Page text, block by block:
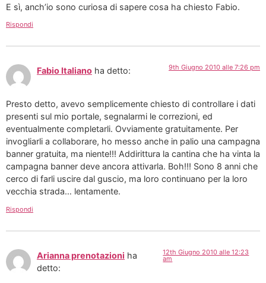
E sì, anch’io sono curiosa di sapere cosa ha chiesto Fabio.
Rispondi
Fabio Italiano ha detto: 9th Giugno 2010 alle 7:26 pm
Presto detto, avevo semplicemente chiesto di controllare i dati
presenti sul mio portale, segnalarmi le correzioni, ed
eventualmente completarli. Ovviamente gratuitamente. Per
invogliarli a collaborare, ho messo anche in palio una campagna
banner gratuita, ma niente!!! Addirittura la cantina che ha vinta la
campagna banner deve ancora attivarla. Boh!!! Sono 8 anni che
cerco di farli uscire dal guscio, ma loro continuano per la loro
vecchia strada… lentamente.
Rispondi
Arianna prenotazioni ha
detto:
12th Giugno 2010 alle 12:23
am